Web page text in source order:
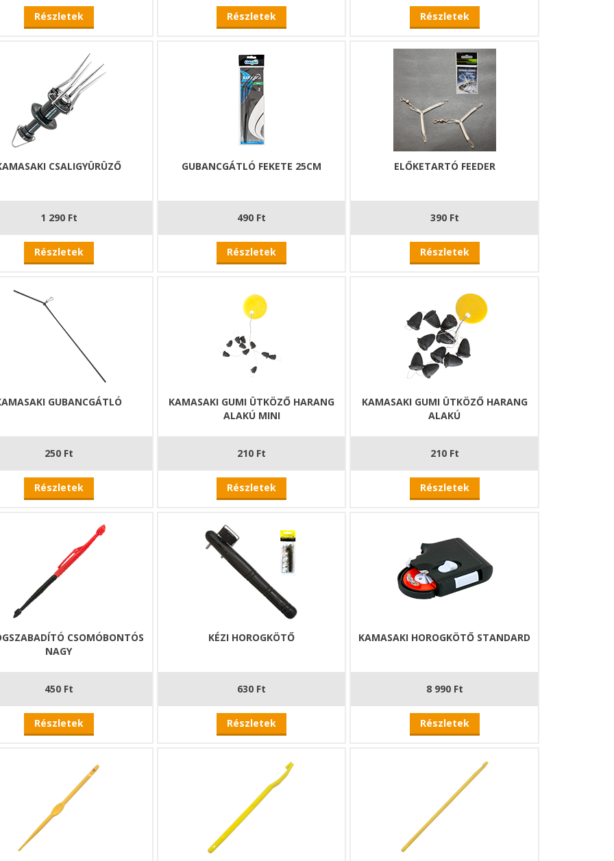
Részletek Részletek Részletek
CSALIGYÜRÜZŐ
1 290 Ft
Részletek
GUBANCGÁTLÓ FEKETE 25CM
490 Ft
Részletek
ELŐKETARTÓ FEEDER
390 Ft
Részletek
GUBANCGÁTLÓ
250 Ft
Részletek
KAMASAKI GUMI ÜTKÖZŐ HARANG
ALAKÚ MINI
210 Ft
Részletek
KAMASAKI GUMI ÜTKÖZŐ HARANG
ALAKÚ
210 Ft
Részletek
CSOMÓBONTÓS
NAGY
450 Ft
Részletek
KÉZI HOROGKÖTŐ
630 Ft
Részletek
KAMASAKI HOROGKÖTŐ STANDARD
8 990 Ft
Részletek